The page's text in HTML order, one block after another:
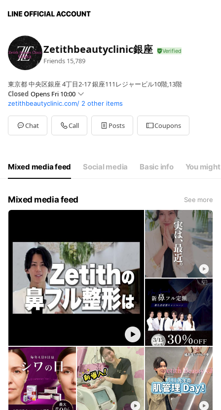
Zetithbeautyclinic銀座
Friends 15,789
東京都 中央区銀座 4丁目2-17 銀座111レジャービル10階,13階
Closed Opens Fri 10:00
Sun10:00 - 19:00
Mon10:00 - 19:00
Tue10:00 - 19:00
Wed10:00 - 19:00
Sat
10:00 - 19:00
zetithbeautyclinic.com/ 2 other items
Chat Call Posts Coupons
Mixed media feed Social media Basic info You
Mixed media feed See more